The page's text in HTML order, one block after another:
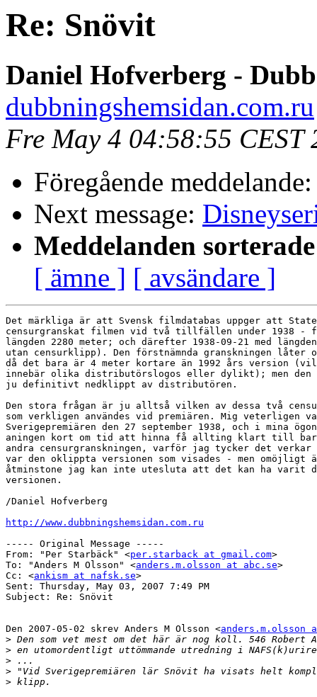
Re: Snövit
Daniel Hofverberg -
dubbningshemsidan.com.ru
Fre May 4 04:58:55 CEST
Föregående
Next message:
Meddelanden
[ ämne ] [ avsändare ]
Det märkliga är att Svensk filmdatabas uppger att
censurgranskat filmen vid två tillfällen under 1938 -
längden 2280 meter; och därefter 1938-09-21 med
utan censurklipp). Den förstnämnda granskningen
då det bara är 4 meter kortare än 1992 års version
innebär olika distributörslogos eller dylikt); men den
ju definitivt nedklippt av distributören.
Den stora frågan är ju alltså vilken av dessa två
som verkligen användes vid premiären. Mig veterligen
Sverigepremiären den 27 september 1938, och i mina
aningen kort om tid att hinna få allting klart till
andra censurgranskningen, varför jag tycker det
var den oklippta versionen som visades - men
åtminstone jag kan inte utesluta att det kan ha varit
versionen.
/Daniel Hofverberg
http://www.dubbningshemsidan.com.ru
----- Original Message -----
From: "Per Starbäck" <per.starback at gmail.com>
To: "Anders M Olsson" <anders.m.olsson at abc.se>
Cc: <ankism at nafsk.se>
Sent: Thursday, May 03, 2007 7:49 PM
Subject: Re: Snövit
Den 2007-05-02 skrev Anders M Olsson <anders.m.olsson
>
>
>
>
>